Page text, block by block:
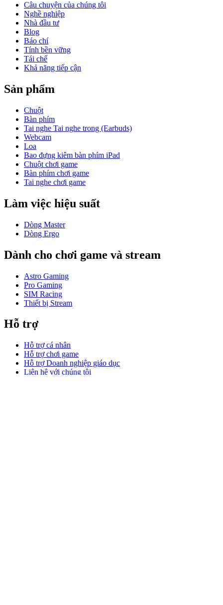
Câu chuyện của chúng tôi
Nghề nghiệp
Nhà đầu tư
Blog
Báo chí
Tính bền vững
Tái chế
Khả năng tiếp cận
Sản phẩm
Chuột
Bàn phím
Tai nghe Tai nghe trong (Earbuds)
Webcam
Loa
Bao đựng kiêm bàn phím iPad
Chuột chơi game
Bàn phím chơi game
Tai nghe chơi game
Làm việc hiệu suất
Dòng Master
Dòng Ergo
Dành cho chơi game và stream
Astro Gaming
Pro Gaming
SIM Racing
Thiết bị Stream
Hỗ trợ
Hỗ trợ cá nhân
Hỗ trợ chơi game
Hỗ trợ Doanh nghiệp giáo dục
Liên hệ với chúng tôi